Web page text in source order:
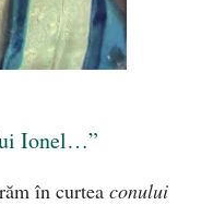
Ionel…”
în curtea conului